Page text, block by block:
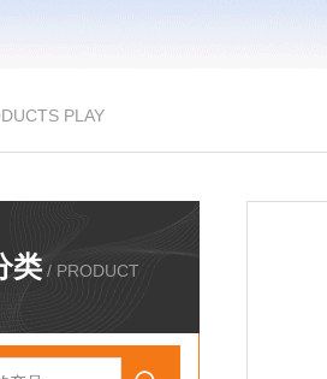
PLAY
类 / PRODUCT